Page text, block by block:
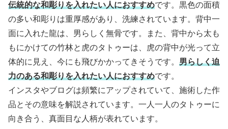
伝統的な和彫りを入れたい人におすすめです。黒色の面積
の多い和彫りは重厚感があり、洗練されています。背中一
面に入れた龍は、男らしく無骨です。また、背中から太も
もにかけての竹林と虎のタトゥーは、虎の背中が光って立
体的に見え、今にも飛びかかってきそうです。 男らしく迫
力のある和彫りを入れたい人におすすめです。
インスタやブログは頻繁にアップされていて、施術した作
品とその意味を解説されています。一人一人のタトゥーに
向き合う、真面目な人柄が表れています。